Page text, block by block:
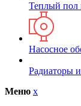
Теплый пол
Насосное
Радиаторы
Меню x